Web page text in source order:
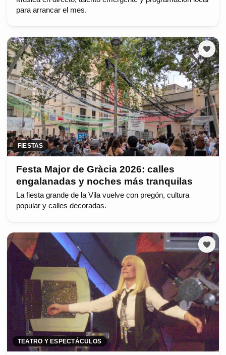
para arrancar el mes.
FIESTAS
Festa Major de Gràcia 2026: calles
engalanadas y noches más tranquilas
La fiesta grande de la Vila vuelve con pregón, cultura
popular y calles decoradas.
TEATRO Y ESPECTÁCULOS